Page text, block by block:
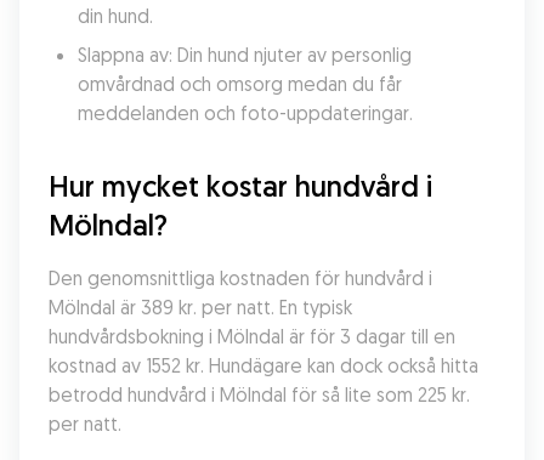
din hund.
Slappna av: Din hund njuter av personlig
omvårdnad och omsorg medan du får
meddelanden och foto-uppdateringar.
Hur mycket kostar hundvård i
Mölndal?
Den genomsnittliga kostnaden för hundvård i
Mölndal är 389 kr. per natt. En typisk
hundvårdsbokning i Mölndal är för 3 dagar till en
kostnad av 1552 kr. Hundägare kan dock också hitta
betrodd hundvård i Mölndal för så lite som 225 kr.
per natt.